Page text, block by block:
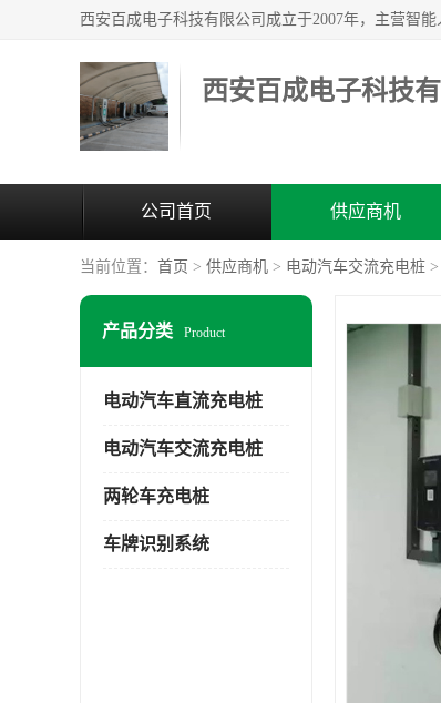
西安百成电子科技
公司首页 供应商机
当前位置： 首页 > 供应商机 > 电动汽车交流充电桩
产品分类 Product
电动汽车直流充电桩
电动汽车交流充电桩
两轮车充电桩
车牌识别系统